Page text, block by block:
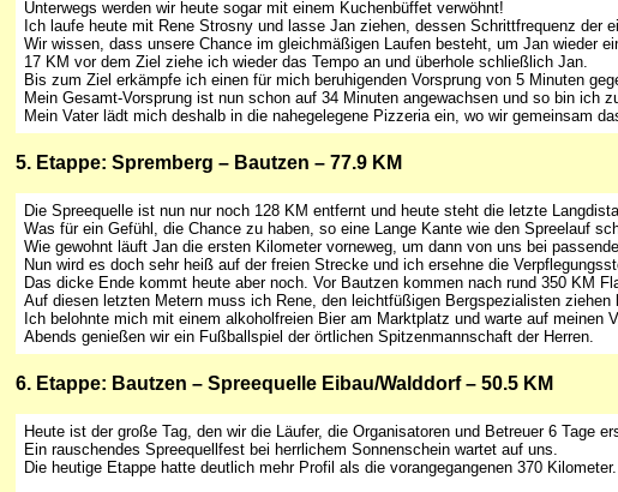
Unterwegs werden wir heute sogar mit einem Kuchenbüffet verwöhnt!
Ich laufe heute mit Rene Strosny und lasse Jan ziehen, dessen Schrittfrequenz der
Wir wissen, dass unsere Chance im gleichmäßigen Laufen besteht, um Jan wieder
17 KM vor dem Ziel ziehe ich wieder das Tempo an und überhole schließlich Jan.
Bis zum Ziel erkämpfe ich einen für mich beruhigenden Vorsprung von 5 Minuten
Mein Gesamt-Vorsprung ist nun schon auf 34 Minuten angewachsen und so bin ich
Mein Vater lädt mich deshalb in die nahegelegene Pizzeria ein, wo wir gemeinsam
5. Etappe: Spremberg – Bautzen – 77.9 KM
Die Spreequelle ist nun nur noch 128 KM entfernt und heute steht die letzte
Was für ein Gefühl, die Chance zu haben, so eine Lange Kante wie den Spreelauf
Wie gewohnt läuft Jan die ersten Kilometer vorneweg, um dann von uns bei
Nun wird es doch sehr heiß auf der freien Strecke und ich ersehne die
Das dicke Ende kommt heute aber noch. Vor Bautzen kommen nach rund 350 KM
Auf diesen letzten Metern muss ich Rene, den leichtfüßigen Bergspezialisten
Ich belohnte mich mit einem alkoholfreien Bier am Marktplatz und warte auf
Abends genießen wir ein Fußballspiel der örtlichen Spitzenmannschaft der Herren.
6. Etappe: Bautzen – Spreequelle Eibau/Walddorf – 50.5 KM
Heute ist der große Tag, den wir die Läufer, die Organisatoren und Betreuer 6 Tage
Ein rauschendes Spreequellfest bei herrlichem Sonnenschein wartet auf uns.
Die heutige Etappe hatte deutlich mehr Profil als die vorangegangenen 370 Kilometer.